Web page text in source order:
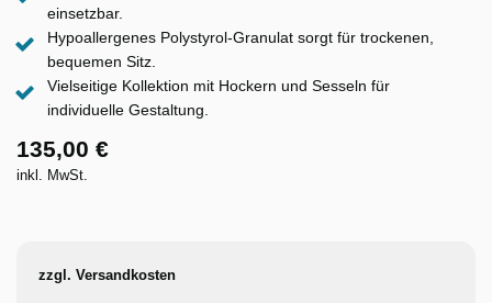
einsetzbar.
Hypoallergenes Polystyrol-Granulat sorgt für trockenen,
bequemen Sitz.
Vielseitige Kollektion mit Hockern und Sesseln für
individuelle Gestaltung.
135,00 €
inkl. MwSt.
zzgl. Versandkosten